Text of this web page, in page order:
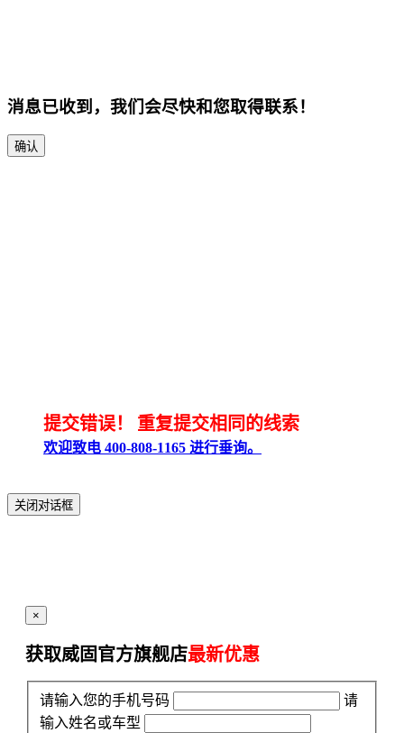
消息已收到，我们会尽快和您取得联系！
确认
提交错误！ 重复提交相同的线索
欢迎致电 400-808-1165 进行垂询。
关闭对话框
×
获取威固官方旗舰店最新优惠
请输入您的手机号码
请
输入姓名或车型